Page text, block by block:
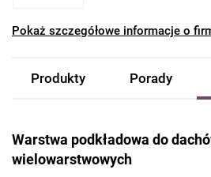
Pokaż szczegółowe informacje o
Produkty Porady
Warstwa podkładowa do
wielowarstwowych